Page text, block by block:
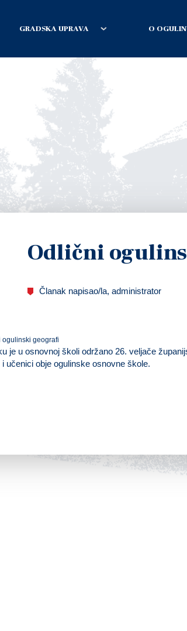
GRADSKA UPRAVA O
Odlični
Članak napisao/la, administrator
je u osnovnoj školi održano 26. veljače
i učenici obje ogulinske osnovne škole.